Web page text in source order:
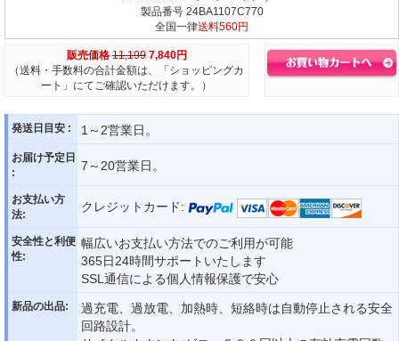
製品番号 24BA1107C770
全国一律送料560円
販売価格 11,199 7,840円
（送料・手数料の合計金額は、「ショッピングカ
ート」にてご確認いただけます。）
発送日目安 : 1～2営業日。
お届け予定日
:
7～20営業日。
お支払い方
法:
クレジットカード:
安全性と利便
性:
幅広いお支払い方法でのご利用が可能
365日24時間サポートいたします
SSL通信による個人情報保護で安心
新品の出品:
過充電、過放電、加熱時、短絡時は自動停止される安全
回路設計。